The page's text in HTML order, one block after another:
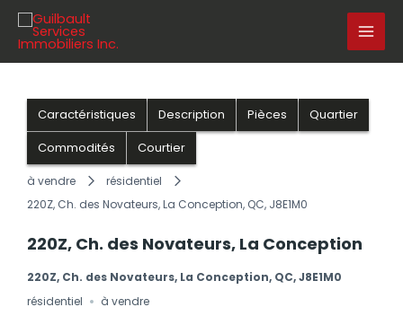
Aller
Caractéristiques Description Pièces
Quartier
Commodités
Courtier
à vendre
résidentiel
220Z, Ch. des Novateurs, La Conception, QC, J8E1M0
220Z, Ch. des Novateurs, La Conception
220Z, Ch. des Novateurs, La Conception, QC, J8E1M0
résidentiel
à vendre